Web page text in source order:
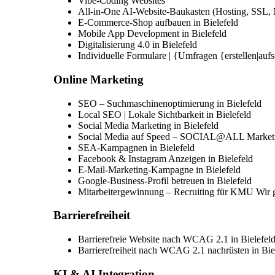
All-in-One AI-Website-Baukasten (Hosting,
E-Commerce-Shop aufbauen in Bielefeld
Mobile App Development in Bielefeld
Digitalisierung 4.0 in Bielefeld
Individuelle Formulare | {Umfragen
Online Marketing
SEO – Suchmaschinenoptimierung in Bielefeld
Local SEO | Lokale Sichtbarkeit in Bielefeld
Social Media Marketing in Bielefeld
Social Media auf Speed – SOCIAL@ALL
SEA-Kampagnen in Bielefeld
Facebook & Instagram Anzeigen in Bielefeld
E-Mail-Marketing-Kampagne in Bielefeld
Google-Business-Profil betreuen in Bielefeld
Mitarbeitergewinnung – Recruiting für KMU Wir
Barrierefreiheit
Barrierefreie Website nach WCAG 2.1 in Bielefeld
Barrierefreiheit nach WCAG 2.1 nachrüsten in